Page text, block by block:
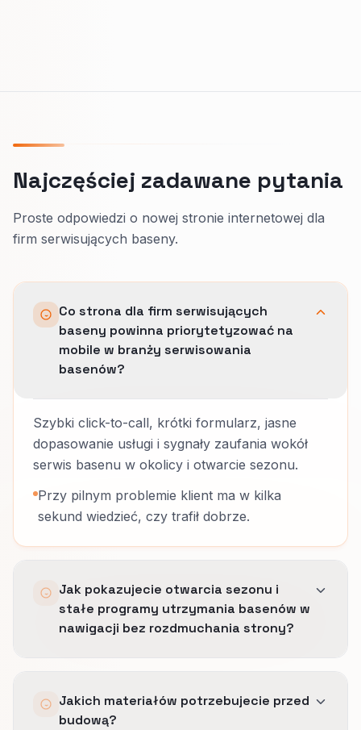
Najczęściej zadawane pytania
Proste odpowiedzi o nowej stronie internetowej dla
firm serwisujących baseny.
Co strona dla firm serwisujących
baseny powinna priorytetyzować na
mobile w branży serwisowania
basenów?
Szybki click-to-call, krótki formularz, jasne
dopasowanie usługi i sygnały zaufania wokół
serwis basenu w okolicy i otwarcie sezonu.
Przy pilnym problemie klient ma w kilka
sekund wiedzieć, czy trafił dobrze.
Jak pokazujecie otwarcia sezonu i
stałe programy utrzymania basenów w
nawigacji bez rozdmuchania strony?
naprawdę szukają, dajemy ważnym usługom
czytelne URL-e i unikamy szerokich menu,
Jakich materiałów potrzebujecie przed
budową?